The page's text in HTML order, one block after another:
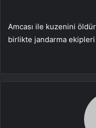
Amcası ile kuzenini
birlikte jandarma ekipleri